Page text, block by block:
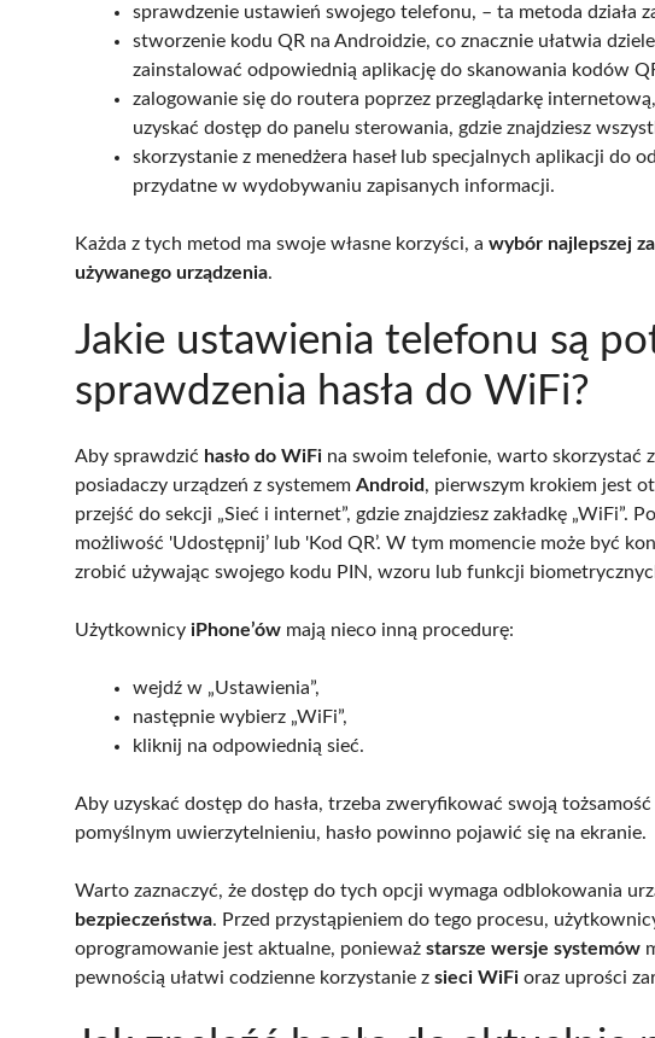
sprawdzenie ustawień swojego telefonu, – ta metoda działa
stworzenie kodu QR na Androidzie, co znacznie ułatwia
zainstalować odpowiednią aplikację do skanowania kodów
zalogowanie się do routera poprzez przeglądarkę
uzyskać dostęp do panelu sterowania, gdzie znajdziesz
skorzystanie z menedżera haseł lub specjalnych aplikacji do
przydatne w wydobywaniu zapisanych informacji.
Każda z tych metod ma swoje własne korzyści, a wybór najlepszej
używanego urządzenia.
Jakie ustawienia telefonu są
sprawdzenia hasła do WiFi?
Aby sprawdzić hasło do WiFi na swoim telefonie, warto skorzystać
posiadaczy urządzeń z systemem Android, pierwszym krokiem jest
przejść do sekcji „Sieć i internet”, gdzie znajdziesz zakładkę „WiFi”.
możliwość 'Udostępnij’ lub 'Kod QR’. W tym momencie może być
zrobić używając swojego kodu PIN, wzoru lub funkcji
Użytkownicy iPhone’ów mają nieco inną procedurę:
wejdź w „Ustawienia”,
następnie wybierz „WiFi”,
kliknij na odpowiednią sieć.
Aby uzyskać dostęp do hasła, trzeba zweryfikować swoją
pomyślnym uwierzytelnieniu, hasło powinno pojawić się na ekranie.
Warto zaznaczyć, że dostęp do tych opcji wymaga odblokowania
bezpieczeństwa. Przed przystąpieniem do tego procesu,
oprogramowanie jest aktualne, ponieważ starsze wersje systemów
pewnością ułatwi codzienne korzystanie z sieci WiFi oraz uprości